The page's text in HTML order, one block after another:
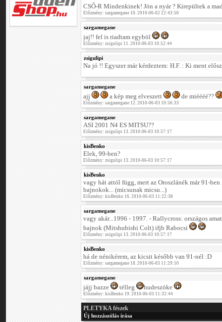
CSŐ-R Mindenkinek! Jön a nyár ? Kirepültek a
Előzmény: sargamegane 10. 2010-06-02 22:43:50
sargamegane
jaj!! fel is riadtam egyböl
Előzmény: zsigulipi 11. 2010-06-03 10:52:44
zsigulipi
Na jó !! Egyszer már kérdeztem: H.F. : Ki ment
sargamegane
ajj a kép meg elveszett de miéééé??
Előzmény: sargamegane 12. 2010-06-03 10:56:33
sargamegane
ASI 2001 N4 ES MITSU??
Előzmény: zsigulipi 13. 2010-06-03 10:57:17
kisBenko
Elek, 99-ben?
Előzmény: zsigulipi 13. 2010-06-03 10:57:17
kisBenko
vagy hát attól függ, mert az Oroszlánék már 91-
bajnokok... (micsunak micsu...)
Előzmény: kisBenko 16. 2010-06-03 11:22:38
sargamegane
vagy akár...1996 - 1997. - Rallycross: országos
bajnok (Mitshubishi Colt) ifjb Rabocsi
Előzmény: zsigulipi 13. 2010-06-03 10:57:17
kisBenko
há de nénikérem, az kicsit később van 91-nél :D
Előzmény: sargamegane 18. 2010-06-03 11:29:10
sargamegane
jájj bazze télleg hudeszöke
Előzmény: kisBenko 19. 2010-06-03 11:32:44
PLETYKA fészek
Új hozzászólás írása